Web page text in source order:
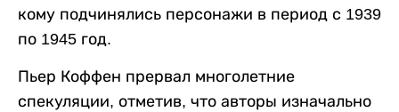
кому подчинялись персонажи в период с 1939
по 1945 год.
Пьер Коффен прервал многолетние
спекуляции, отметив, что авторы изначально